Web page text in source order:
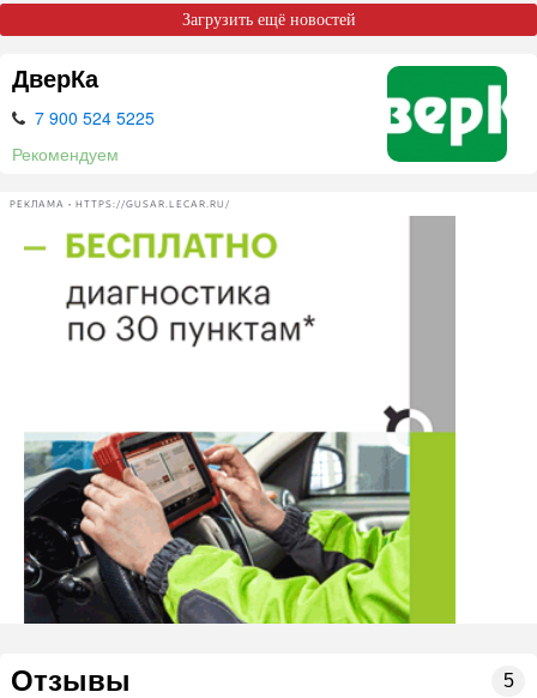
Загрузить ещё новостей
ДверКа
7 900 524 5225
Рекомендуем
РЕКЛАМА • HTTPS://GUSAR.LECAR.RU/
Отзывы 5